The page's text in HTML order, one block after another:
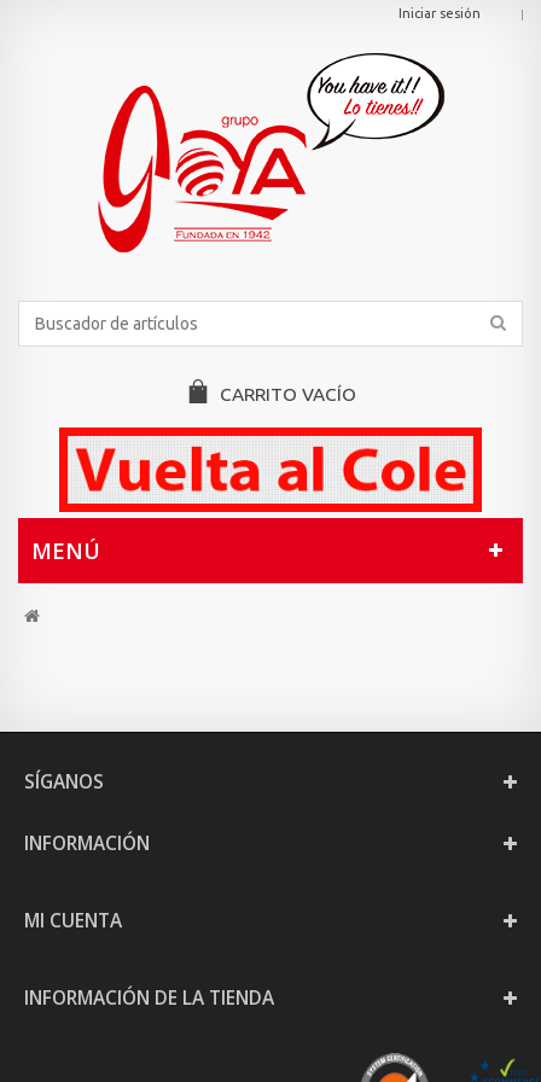
Iniciar sesión
CARRITO VACÍO
MENÚ
SÍGANOS
INFORMACIÓN
MI CUENTA
INFORMACIÓN DE LA TIENDA